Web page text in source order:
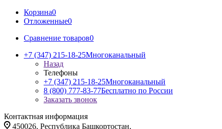
Корзина0
Отложенные0
Сравнение товаров0
+7 (347) 215-18-25Многоканальный
Назад
Телефоны
+7 (347) 215-18-25Многоканальный
8 (800) 777-83-77Бесплатно по России
Заказать звонок
Контактная информация
450026, Республика Башкортостан,